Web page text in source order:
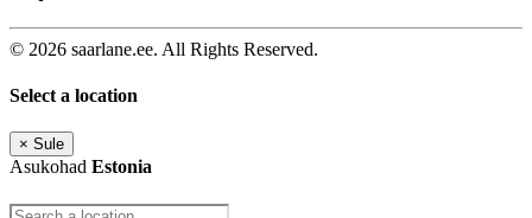
© 2026 saarlane.ee. All Rights Reserved.
Select a location
× Sule
Asukohad Estonia